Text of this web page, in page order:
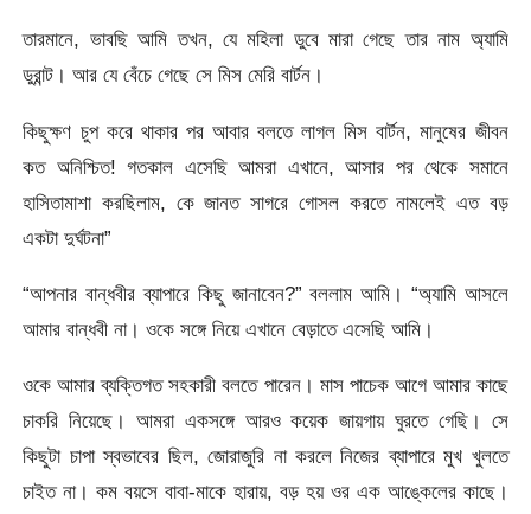
তারমানে, ভাবছি আমি তখন, যে মহিলা ডুবে মারা গেছে তার নাম অ্যামি
ডুরান্ট। আর যে বেঁচে গেছে সে মিস মেরি বার্টন।
কিছুক্ষণ চুপ করে থাকার পর আবার বলতে লাগল মিস বার্টন, মানুষের জীবন
কত অনিশ্চিত! গতকাল এসেছি আমরা এখানে, আসার পর থেকে সমানে
হাসিতামাশা করছিলাম, কে জানত সাগরে গোসল করতে নামলেই এত বড়
একটা দুর্ঘটনা”
“আপনার বান্ধবীর ব্যাপারে কিছু জানাবেন?” বললাম আমি। “অ্যামি আসলে
আমার বান্ধবী না। ওকে সঙ্গে নিয়ে এখানে বেড়াতে এসেছি আমি।
ওকে আমার ব্যক্তিগত সহকারী বলতে পারেন। মাস পাচেক আগে আমার কাছে
চাকরি নিয়েছে। আমরা একসঙ্গে আরও কয়েক জায়গায় ঘুরতে গেছি। সে
কিছুটা চাপা স্বভাবের ছিল, জোরাজুরি না করলে নিজের ব্যাপারে মুখ খুলতে
চাইত না। কম বয়সে বাবা-মাকে হারায়, বড় হয় ওর এক আঙ্কেলের কাছে।